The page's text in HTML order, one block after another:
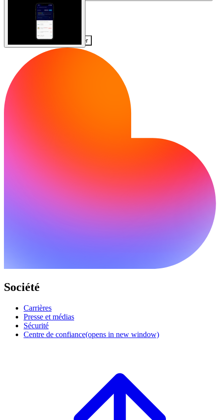
Communauté
Tarifs
Sécurité
Se connecter Commencer
Société
Carrières
Presse et médias
Sécurité
Centre de confiance(opens in new window)